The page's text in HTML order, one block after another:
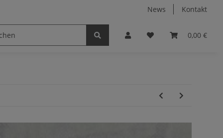
News Kontakt
0,00 €